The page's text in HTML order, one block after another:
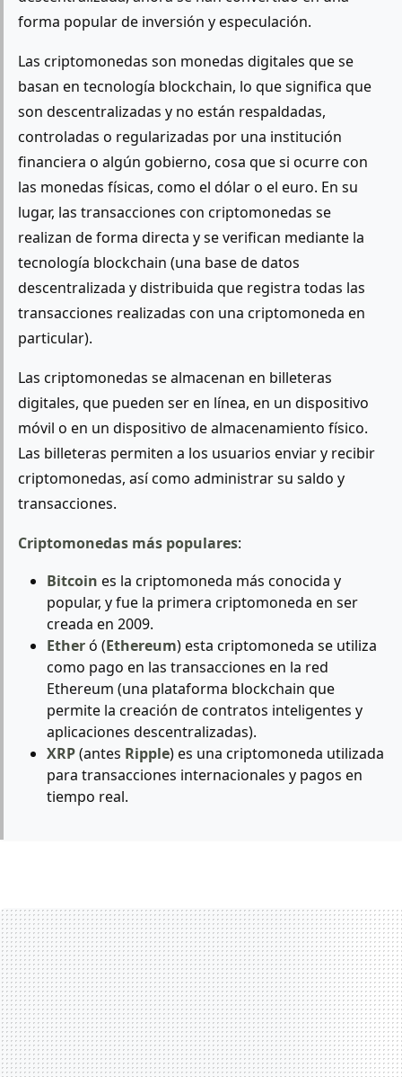
forma popular de inversión y especulación.
Las criptomonedas son monedas digitales que se
basan en tecnología blockchain, lo que significa que
son descentralizadas y no están respaldadas,
controladas o regularizadas por una institución
financiera o algún gobierno, cosa que si ocurre con
las monedas físicas, como el dólar o el euro. En su
lugar, las transacciones con criptomonedas se
realizan de forma directa y se verifican mediante la
tecnología blockchain (una base de datos
descentralizada y distribuida que registra todas las
transacciones realizadas con una criptomoneda en
particular).
Las criptomonedas se almacenan en billeteras
digitales, que pueden ser en línea, en un dispositivo
móvil o en un dispositivo de almacenamiento físico.
Las billeteras permiten a los usuarios enviar y recibir
criptomonedas, así como administrar su saldo y
transacciones.
Criptomonedas más populares:
Bitcoin es la criptomoneda más conocida y
popular, y fue la primera criptomoneda en ser
creada en 2009.
Etheró (Ethereum) esta criptomoneda se utiliza
como pago en las transacciones en la red
Ethereum (una plataforma blockchain que
permite la creación de contratos inteligentes y
aplicaciones descentralizadas).
XRP(antes Ripple) es una criptomoneda utilizada
para transacciones internacionales y pagos en
tiempo real.